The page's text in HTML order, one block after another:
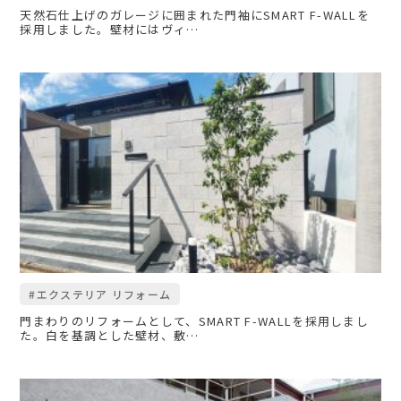
天然石仕上げのガレージに囲まれた門袖にSMART F-WALLを
採用しました。壁材にはヴィ…
#エクステリア リフォーム
門まわりのリフォームとして、SMART F-WALLを採用しまし
た。白を基調とした壁材、敷…